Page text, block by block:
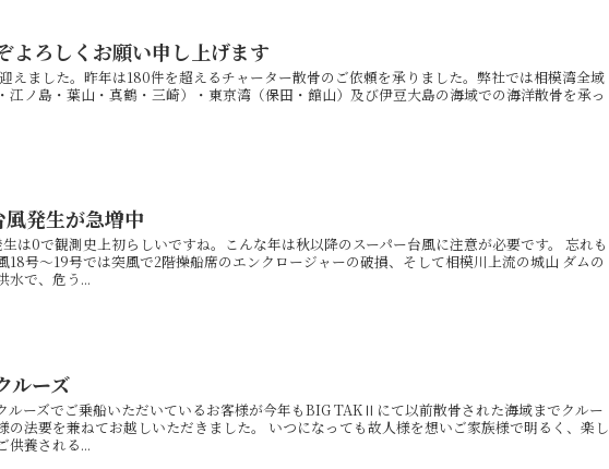
よろしくお願い申し上げます
えました。昨年は180件を超えるチャーター散骨のご依頼を承りました。弊社では相模湾全域
江ノ島・葉山・真鶴・三崎）・東京湾（保田・館山）及び伊豆大島の海域での海洋散骨を承っ
発生が急増中
は0で観測史上初らしいですね。こんな年は秋以降のスーパー台風に注意が必要です。 忘れも
18号～19号では突風で2階操船席のエンクロージャーの破損、そして相模川上流の城山 ダムの
水で、危う...
ルーズ
ルーズでご乗船いただいているお客様が今年もBIG TAKⅡにて以前散骨された海域までクルー
の法要を兼ねてお越しいただきました。 いつになっても故人様を想いご家族様で明るく、楽し
供養される...